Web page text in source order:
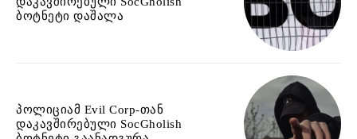
ბოტნეტი დაშალა
პოლიციამ Evil Corp-თან
დაკავშირებული SocGholish